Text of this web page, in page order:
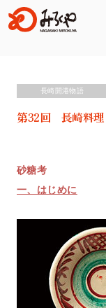
長崎開港物語
第32回 長崎料理
砂糖考
一、はじめに